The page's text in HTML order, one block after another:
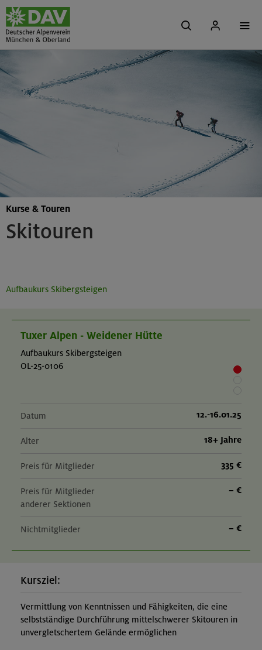
Skitouren
Kurse & Touren
Aufbaukurs Skibergsteigen
Tuxer Alpen - Weidener Hütte
Aufbaukurs Skibergsteigen
OL-25-0106
Datum 12.-16.01.25
Alter 18+ Jahre
Preis für Mitglieder 335 €
Preis für Mitglieder
anderer Sektionen
– €
Nichtmitglieder – €
Kursziel:
Vermittlung von Kenntnissen und Fähigkeiten, die eine
selbstständige Durchführung mittelschwerer Skitouren in
unvergletschertem Gelände ermöglichen